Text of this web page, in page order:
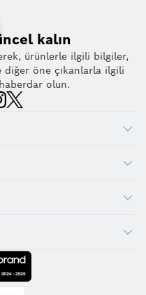
kalın
ürünlerle ilgili bilgiler,
öne çıkanlarla ilgili
olun.